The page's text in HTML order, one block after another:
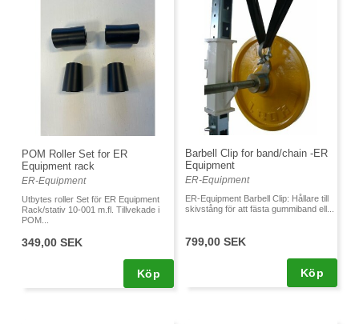
POM Roller Set for ER
Equipment rack
ER-Equipment
Utbytes roller Set för ER Equipment
Rack/stativ 10-001 m.fl. Tillvekade i
POM...
349,00 SEK
Köp
Barbell Clip for band/chain -ER
Equipment
ER-Equipment
ER-Equipment Barbell Clip: Hållare till
skivstång för att fästa gummiband ell...
799,00 SEK
Köp